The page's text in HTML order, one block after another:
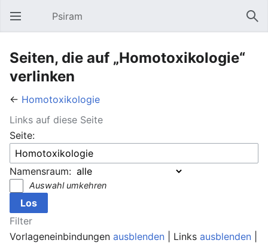
Hauptmenü öffnen Psiram
Seiten, die auf „Homotoxikologie“
verlinken
← Homotoxikologie
Links auf diese Seite
Seite:
Namensraum:
Auswahl umkehren
Filter
Vorlageneinbindungen ausblenden | Links ausblenden